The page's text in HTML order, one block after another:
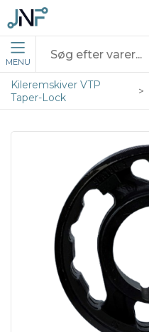
MENU
Kileremskiver VTP
Taper-Lock